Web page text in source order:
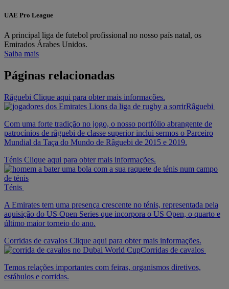
UAE Pro League
A principal liga de futebol profissional no nosso país natal, os
Emirados Árabes Unidos.
Saiba mais
Páginas relacionadas
Râguebi Clique aqui para obter mais informações.
Râguebi
Com uma forte tradição no jogo, o nosso portfólio abrangente de
patrocínios de râguebi de classe superior inclui sermos o Parceiro
Mundial da Taça do Mundo de Râguebi de 2015 e 2019.
Ténis Clique aqui para obter mais informações.
Ténis
A Emirates tem uma presença crescente no ténis, representada pela
aquisição do US Open Series que incorpora o US Open, o quarto e
último maior torneio do ano.
Corridas de cavalos Clique aqui para obter mais informações.
Corridas de cavalos
Temos relações importantes com feiras, organismos diretivos,
estábulos e corridas.